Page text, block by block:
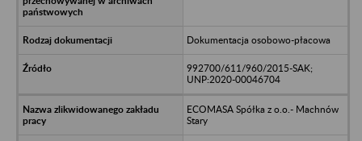
Dokumentacja osobowo-płacowa
992700/611/960/2015-SAK;
UNP:2020-00046704
ECOMASA Spółka z o.o.- Machnów
Stary